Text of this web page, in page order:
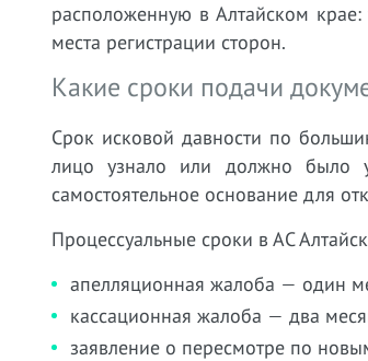
расположенную в Алтайском крае:
места регистрации сторон.
Какие сроки подачи
Срок исковой давности по
лицо узнало или должно было
самостоятельное основание для
Процессуальные сроки в АС
апелляционная жалоба — один
кассационная жалоба — два
заявление о пересмотре по